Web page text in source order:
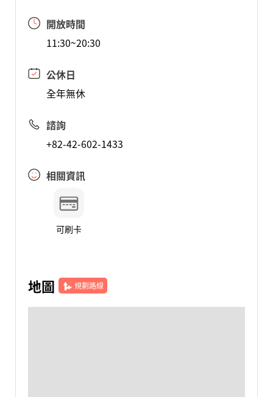
開放時間
11:30~20:30
公休日
全年無休
諮詢
+82-42-602-1433
相關資訊
可刷卡
地圖 規劃路線